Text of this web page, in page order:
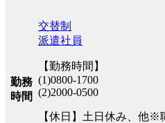
勤務
時間
交替制
派遣社員
【勤務時間】
(1)0800-1700
(2)2000-0500
【休日】土日休み、他※